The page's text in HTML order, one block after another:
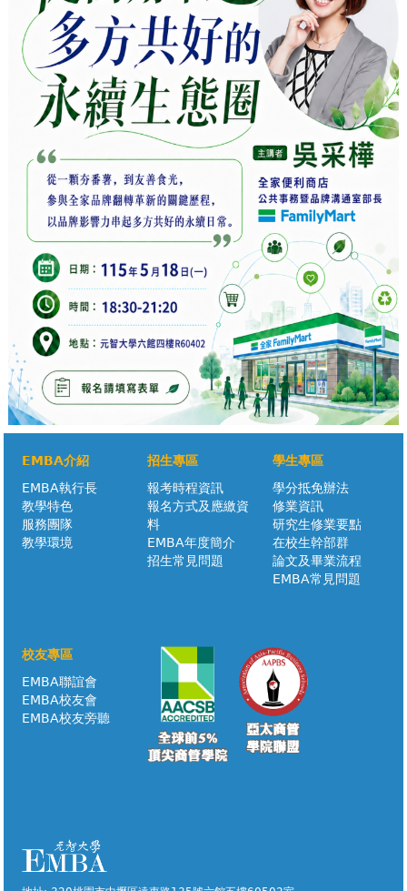
EMBA介紹
EMBA執行長
教學特色
服務團隊
教學環境
招生專區
報考時程資訊
報名方式及應繳資
料
EMBA年度簡介
招生常見問題
學生專區
學分抵免辦法
修業資訊
研究生修業要點
在校生幹部群
論文及畢業流程
EMBA常見問題
校友專區
EMBA聯誼會
EMBA校友會
EMBA校友旁聽